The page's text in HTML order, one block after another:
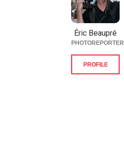
Éric Beaupré
PHOTOREPORTER
PROFILE